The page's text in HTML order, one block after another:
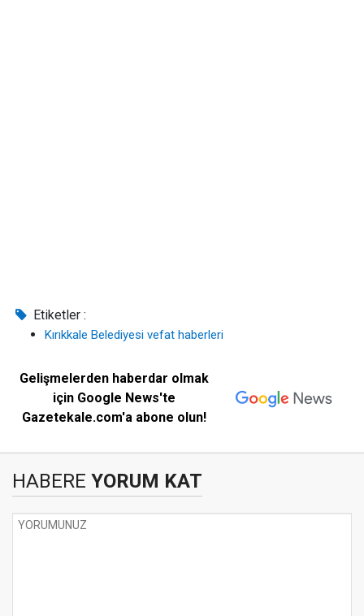
Etiketler :
Kırıkkale Belediyesi vefat haberleri
Gelişmelerden haberdar olmak
için Google News'te
Gazetekale.com'a abone olun!
HABERE YORUM KAT